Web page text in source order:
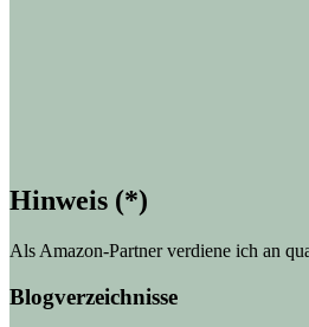
Hinweis (*)
Als Amazon-Partner verdiene ich an
Blogverzeichnisse